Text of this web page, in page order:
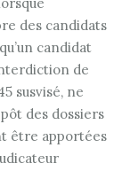
des candidats
candidat
de
susvisé, ne
des dossiers
être apportées